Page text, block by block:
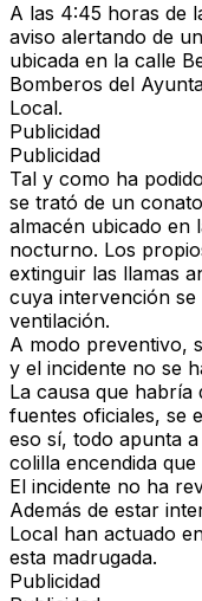
A las 4:45 horas de
aviso alertando de
ubicada en la calle
Bomberos del
Local.
Publicidad
Publicidad
Tal y como ha
se trató de un
almacén ubicado en
nocturno. Los
extinguir las llamas
cuya intervención
ventilación.
A modo preventivo,
y el incidente no se
La causa que habría
fuentes oficiales, se
eso sí, todo apunta
colilla encendida
El incidente no ha
Además de estar
Local han actuado
esta madrugada.
Publicidad